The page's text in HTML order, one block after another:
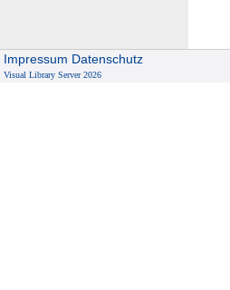
Impressum Datenschutz
Visual Library Server 2026